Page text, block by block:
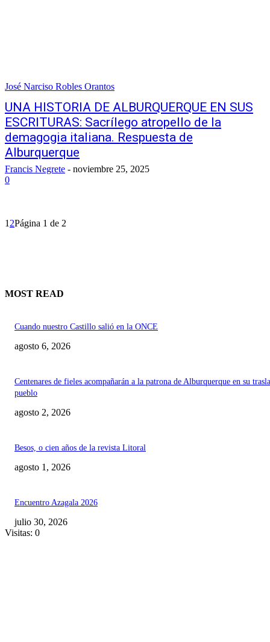
José Narciso Robles Orantos
UNA HISTORIA DE ALBURQUERQUE EN SUS
ESCRITURAS: Sacrílego atropello de la
demagogia italiana. Respuesta de
Alburquerque
Francis Negrete - noviembre 25, 2025
0
1 2Página 1 de 2
MOST READ
Cuando nuestro Castillo salió en la ONCE
agosto 6, 2026
Centenares de fieles acompañarán a la patrona de Alburquerque en su
pueblo
agosto 2, 2026
Besos, o cien años de la revista Litoral
agosto 1, 2026
Encuentro Azagala 2026
julio 30, 2026
Visitas: 0